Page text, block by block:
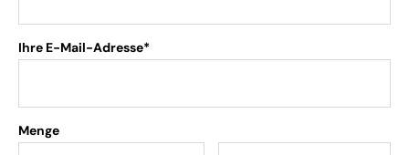
Ihre E-Mail-Adresse*
Menge